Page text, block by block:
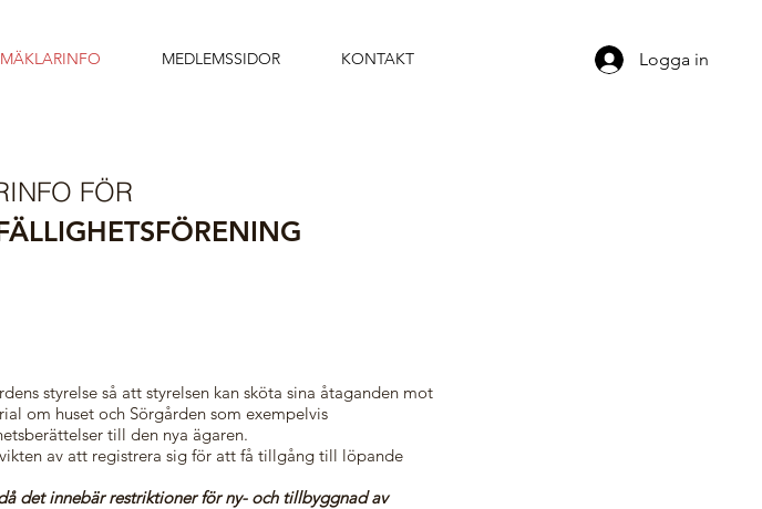
MÄKLARINFO MEDLEMSSIDOR KONTAKT Logga in
FÖR
styrelse så att styrelsen kan sköta sina åtaganden mot
om huset och Sörgården som exempelvis
till den nya ägaren.
av att registrera sig för att få tillgång till löpande
det innebär restriktioner för ny- och tillbyggnad av